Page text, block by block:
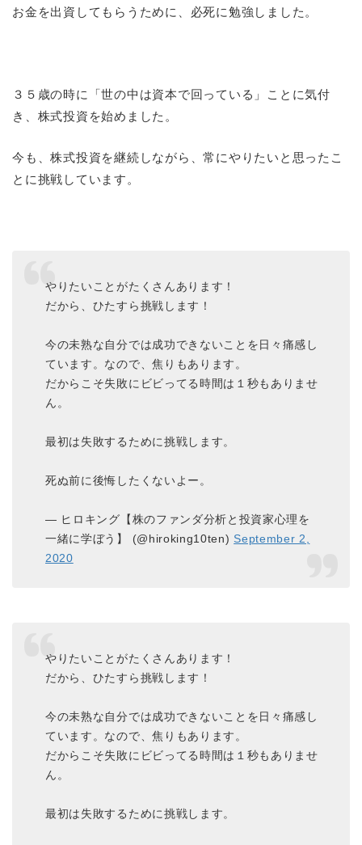
お金を出資してもらうために、必死に勉強しました。
３５歳の時に「世の中は資本で回っている」ことに気付
き、株式投資を始めました。
今も、株式投資を継続しながら、常にやりたいと思ったこ
とに挑戦しています。
やりたいことがたくさんあります！
だから、ひたすら挑戦します！
今の未熟な自分では成功できないことを日々痛感し
ています。なので、焦りもあります。
だからこそ失敗にビビってる時間は１秒もありませ
ん。
最初は失敗するために挑戦します。
死ぬ前に後悔したくないよー。
— ヒロキング【株のファンダ分析と投資家心理を
一緒に学ぼう】 (@hiroking10ten) September 2,
2020
やりたいことがたくさんあります！
だから、ひたすら挑戦します！
今の未熟な自分では成功できないことを日々痛感し
ています。なので、焦りもあります。
だからこそ失敗にビビってる時間は１秒もありませ
ん。
最初は失敗するために挑戦します。